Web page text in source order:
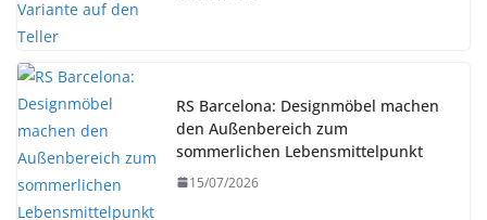
RS Barcelona: Designmöbel machen
den Außenbereich zum
sommerlichen Lebensmittelpunkt
15/07/2026